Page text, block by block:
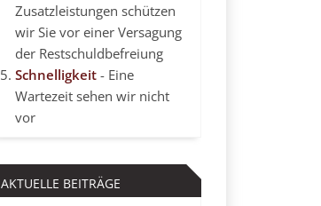
Zusatzleistungen schützen
wir Sie vor einer Versagung
der Restschuldbefreiung
Schnelligkeit- Eine
Wartezeit sehen wir nicht
vor
AKTUELLE BEITRÄGE